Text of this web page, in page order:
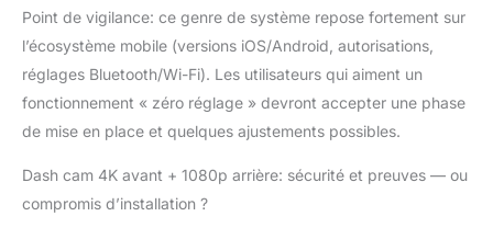
fonctionnant sous
HarmonyOS. 【
Navigation
cartographique en
temps réel 】 Faites
l'expérience de la
navigation GPS en
temps réel sur l'écran
Point de vigilance: ce genre de système repose fortement sur
l’écosystème mobile (versions iOS/Android, autorisations,
réglages Bluetooth/Wi-Fi). Les utilisateurs qui aiment un
fonctionnement « zéro réglage » devront accepter une phase
de mise en place et quelques ajustements possibles.
Dash cam 4K avant + 1080p arrière: sécurité et preuves — ou
compromis d’installation ?